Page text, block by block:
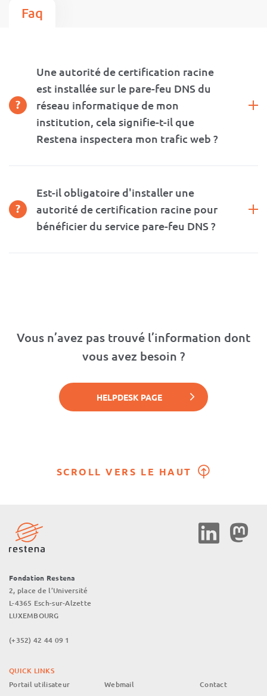
Faq
Une autorité de certification racine
est installée sur le pare-feu DNS du
réseau informatique de mon
institution, cela signifie-t-il que
Restena inspectera mon trafic web ?
Est-il obligatoire d'installer une
autorité de certification racine pour
bénéficier du service pare-feu DNS ?
Vous n’avez pas trouvé l’information dont
vous avez besoin ?
HELPDESK PAGE
SCROLL VERS LE HAUT
Fondation Restena
2, place de l’Université
L-4365 Esch-sur-Alzette
LUXEMBOURG
(+352) 42 44 09 1
Social
Media
QUICK LINKS
Portail utilisateur
Webmail
Contact